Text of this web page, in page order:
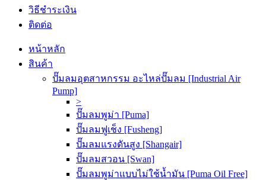
วิธีชำระเงิน
ติดต่อ
หน้าหลัก
สินค้า
ปั๊มลมอุตสาหกรรม อะไหล่ปั๊มลม [Industrial Air
Pump]
>
ปั๊มลมพูม่า [Puma]
ปั๊มลมฟูเช็ง [Fusheng]
ปั๊มลมแรงดันสูง [Shangair]
ปั๊มลมสวอน [Swan]
ปั๊มลมพูม่าแบบไม่ใช้น้ำมัน [Puma Oil Free]